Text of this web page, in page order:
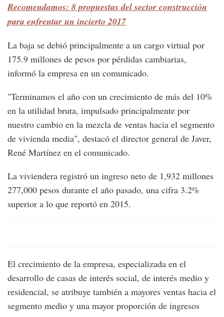
Recomendamos: 8 propuestas del sector construcción
para enfrentar un incierto 2017
La baja se debió principalmente a un cargo virtual por
175.9 millones de pesos por pérdidas cambiarias,
informó la empresa en un comunicado.
"Terminamos el año con un crecimiento de más del 10%
en la utilidad bruta, impulsado principalmente por
nuestro cambio en la mezcla de ventas hacia el segmento
de vivienda media", destacó el director general de Javer,
René Martínez en el comunicado.
La viviendera registró un ingreso neto de 1,932 millones
277,000 pesos durante el año pasado, una cifra 3.2%
superior a lo que reportó en 2015.
El crecimiento de la empresa, especializada en el
desarrollo de casas de interés social, de interés medio y
residencial, se atribuye también a mayores ventas hacia el
segmento medio y una mayor proporción de ingresos